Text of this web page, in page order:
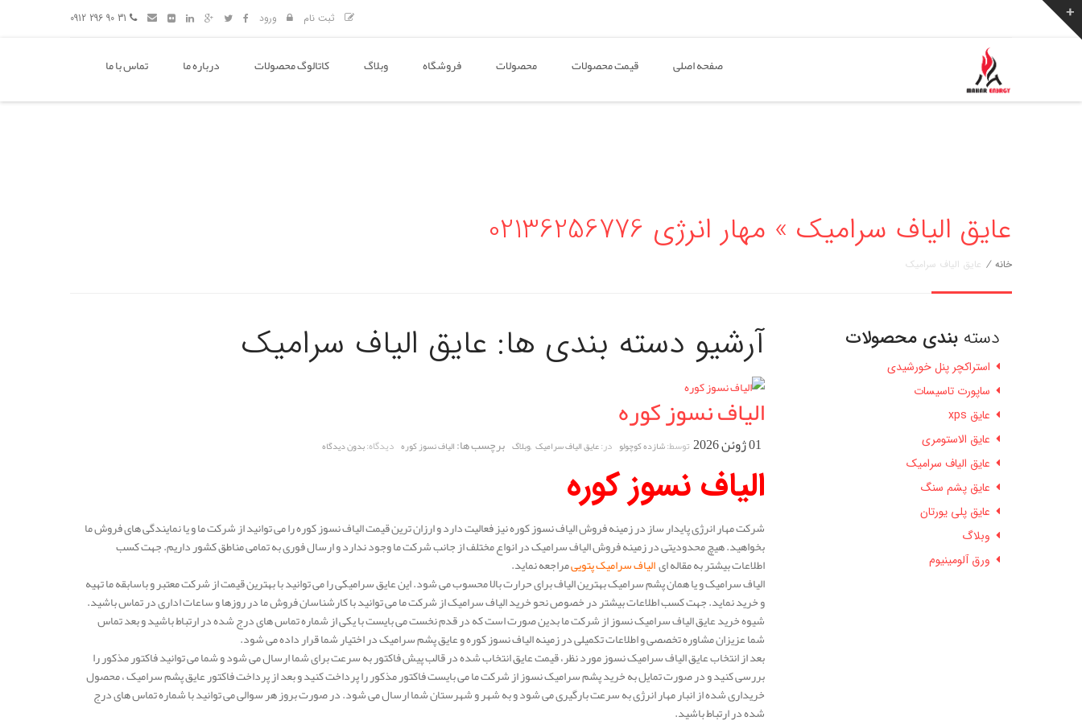
ثبت نام ورود
صفحه اصلی قیمت محصولات محصولات فروشگاه وبلاگ کاتالوگ محصولات درباره ما تماس با ما
عایق الیاف سرامیک » مهار انرژی 02136256776
خانه / عایق الیاف سرامیک
آرشیو دسته بندی ها: عایق الیاف سرامیک
الیاف نسوز کوره
01 ژوئن 2026 توسط:شازده کوچولو در:عایق الیاف سرامیک ,وبلاگ برچسب ها:الیاف نسوز کوره دیدگاه:بدون دیدگاه
الیاف نسوز کوره
شرکت مهار انرژی پایدار ساز در زمینه فروش الیاف نسوز کوره نیز فعالیت دارد و ارزان ترین قیمت الیاف نسوز کوره را می توانید از شرکت ما و یا نمایندگی های فروش ما
بخواهید. هیچ محدودیتی در زمینه فروش الیاف سرامیک در انواع مختلف از جانب شرکت ما وجود ندارد و ارسال فوری به تمامی مناطق کشور داریم. جهت کسب
اطلاعات بیشتر به مقاله ایالیاف سرامیک پتوییمراجعه نماید.
الیاف سرامیک و یا همان پشم سرامیک بهترین الیاف برای حرارت بالا محسوب می شود. این عایق سرامیکی را می توانید با بهترین قیمت از شرکت معتبر و باسابقه ما تهیه
و خرید نماید. جهت کسب اطلاعات بیشتر در خصوص نحو خرید الیاف سرامیک از شرکت ما می توانید با کارشناسان فروش ما در روزها و ساعات اداری در تماس باشید.
شیوه خرید عایق الیاف سرامیک نسوز از شرکت ما بدین صورت است که در قدم نخست می بایست با یکی از شماره تماس های درج شده در ارتباط باشید و بعد تماس
شما عزیزان مشاوره تخصصی و اطلاعات تکمیلی در زمینه الیاف نسوز کوره و عایق پشم سرامیک در اختیار شما قرار داده می شود.
بعد از انتخاب عایق الیاف سرامیک نسوز مورد نظر، قیمت عایق انتخاب شده در قالب پیش فاکتور به سرعت برای شما ارسال می شود و شما می توانید فاکتور مذکور را
بررسی کنید و در صورت تمایل به خرید پشم سرامیک نسوز از شرکت ما می بایست فاکتور مذکور را پرداخت کنید و بعد از پرداخت فاکتور عایق پشم سرامیک ، محصول
خریداری شده از انبار مهار انرژی به سرعت بارگیری می شود و به شهر و شهرستان شما ارسال می شود. در صورت بروز هر سوالی می توانید با شماره تماس های درج
شده در ارتباط باشید.
دسته بندی محصولات
استراکچر پنل خورشیدی
ساپورت تاسیسات
عایق xps
عایق الاستومری
عایق الیاف سرامیک
عایق پشم سنگ
عایق پلی یورتان
وبلاگ
ورق آلومینیوم